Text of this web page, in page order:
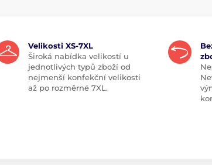
Velikosti XS-7XL
Široká nabídka velikostí u
jednotlivých typů zboží od
nejmenší konfekční velikosti
až po rozměrné 7XL.